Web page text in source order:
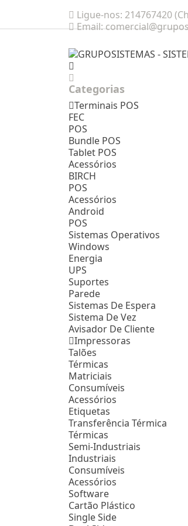
Ligue-nos: 214767420
Email:
Categorias
Terminais POS
FEC
POS
Bundle POS
Tablet POS
Acessórios
BIRCH
POS
Acessórios
Android
POS
Sistemas Operativos
Windows
Energia
UPS
Suportes
Parede
Sistemas De Espera
Sistema De Vez
Avisador De Cliente
Impressoras
Talões
Térmicas
Matriciais
Consumíveis
Acessórios
Etiquetas
Transferência Térmica
Térmicas
Semi-Industriais
Industriais
Consumíveis
Acessórios
Software
Cartão Plástico
Single Side